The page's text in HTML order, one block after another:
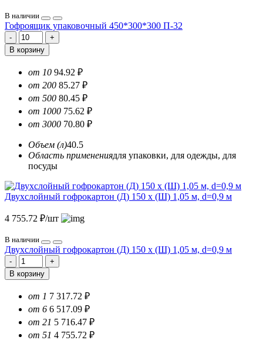
В наличии
Гофроящик упаковочный 450*300*300 П-32
В корзину
от 10 94.92 ₽
от 200 85.27 ₽
от 500 80.45 ₽
от 1000 75.62 ₽
от 3000 70.80 ₽
Объем (л)40.5
Область применениядля упаковки, для одежды, для
посуды
Двухслойный гофрокартон (Д) 150 х (Ш) 1,05 м, d=0,9 м
4 755.72 ₽/шт
В наличии
Двухслойный гофрокартон (Д) 150 х (Ш) 1,05 м, d=0,9 м
В корзину
от 1 7 317.72 ₽
от 6 6 517.09 ₽
от 21 5 716.47 ₽
от 51 4 755.72 ₽